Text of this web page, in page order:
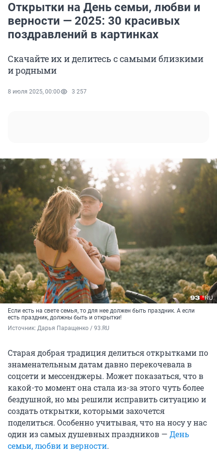
Открытки на День семьи, любви и
верности — 2025: 30 красивых
поздравлений в картинках
Скачайте их и делитесь с самыми близкими
и родными
8 июля 2025, 00:00 3 257
Если есть на свете семья, то для нее должен быть праздник. А если
есть праздник, должны быть и открытки!
Источник: Дарья Паращенко / 93.RU
Старая добрая традиция делиться открытками по
знаменательным датам давно перекочевала в
соцсети и мессенджеры. Может показаться, что в
какой-то момент она стала из-за этого чуть более
бездушной, но мы решили исправить ситуацию и
создать открытки, которыми захочется
поделиться. Особенно учитывая, что на носу у нас
один из самых душевных праздников — День
семьи, любви и верности.